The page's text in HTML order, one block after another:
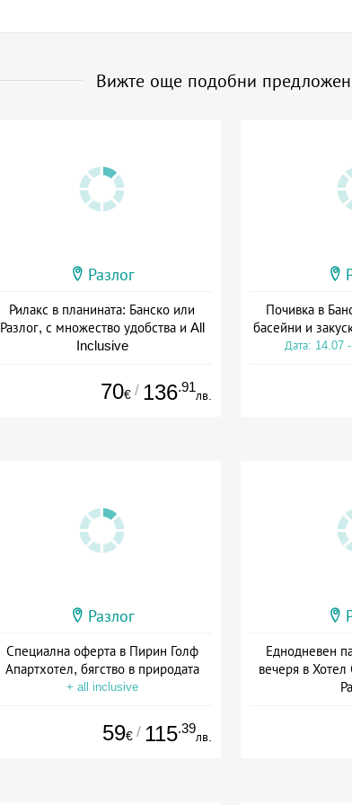
Вижте още подобни
Разлог
Рилакс в планината: Банско или
Разлог, с множество удобства и All
Inclusive
70€ / 136.91
лв.
Почивка в
басейни и
Дата: 14.07
Разлог
Специална оферта в Пирин Голф
Апартхотел, бягство в природата
+ all inclusive
59€ / 115.39
лв.
Еднодневен
вечеря в